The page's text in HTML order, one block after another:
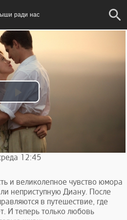
ради нас
Play
12:45
и великолепное чувство юмора
неприступную Диану. После
в путешествие, где
И теперь только любовь